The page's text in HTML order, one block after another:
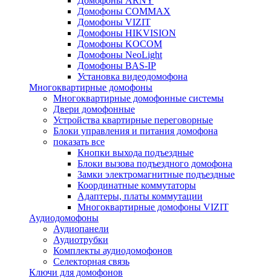
Домофоны COMMAX
Домофоны VIZIT
Домофоны HIKVISION
Домофоны KOCOM
Домофоны NeoLight
Домофоны BAS-IP
Установка видеодомофона
Многоквартирные домофоны
Многоквартирные домофонные системы
Двери домофонные
Устройства квартирные переговорные
Блоки управления и питания домофона
показать все
Кнопки выхода подъездные
Блоки вызова подъездного домофона
Замки электромагнитные подъездные
Координатные коммутаторы
Адаптеры, платы коммутации
Многоквартирные домофоны VIZIT
Аудиодомофоны
Аудиопанели
Аудиотрубки
Комплекты аудиодомофонов
Селекторная связь
Ключи для домофонов